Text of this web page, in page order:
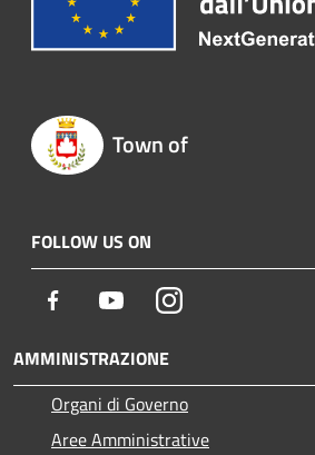
Town of
FOLLOW US ON
Facebook YoutubeInstagram
AMMINISTRAZIONE
Organi di Governo
Aree Amministrative